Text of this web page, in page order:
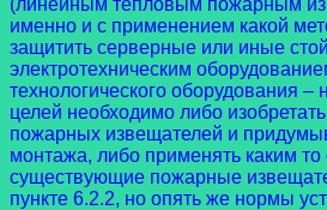
(линейным тепловым пожарным
именно и с применением какой
защитить серверные или иные
электротехническим
технологического оборудования –
целей необходимо либо
пожарных извещателей и
монтажа, либо применять каким то
существующие пожарные
пункте 6.2.2, но опять же нормы